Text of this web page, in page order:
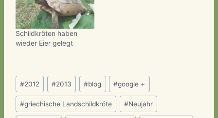
Schildkröten haben
wieder Eier gelegt
Schlagworte:
#2012 #2013 #blog #google +
#griechische Landschildkröte #Neujahr